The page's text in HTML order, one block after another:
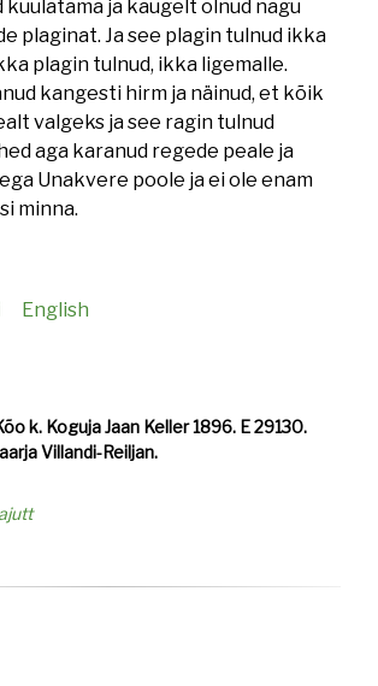
kuulatama ja kaugelt olnud nagu
plaginat. Ja see plagin tulnud ikka
plagin tulnud, ikka ligemalle.
kangesti hirm ja näinud, et kõik
valgeks ja see ragin tulnud
aga karanud regede peale ja
Unakvere poole ja ei ole enam
minna.
English
k. Koguja Jaan Keller 1896. E 29130.
Villandi-Reiljan.